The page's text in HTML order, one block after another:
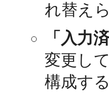
れ替え
「入力
変更し
構成す